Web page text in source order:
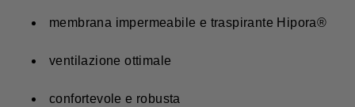
membrana impermeabile e traspirante Hipora®
ventilazione ottimale
confortevole e robusta